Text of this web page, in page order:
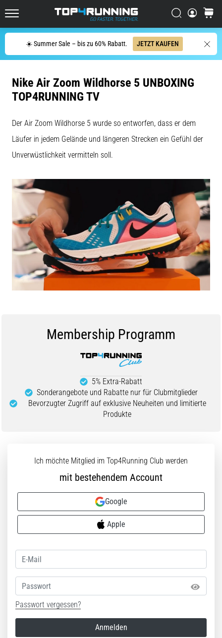
☀️ Summer Sale – bis zu 60% Rabatt. JETZT KAUFEN
Suchen
mindestens
einmal
–
ob
Hobbysportler
Was
sind
5. 8. 2026
Lesedauer 6 min
Plantarfasziitis:
Symptome,
Ursachen
und
Behandlung
Leidest
du
der
häufigsten
Lesedauer 8 min
Kohlenhydrat-
Superkompensation:
Wie
sie
die
Laufleistung?
heißt,
dass
Nike Air Zoom Wildhorse 5 UNBOXING
TOP4RUNNING TV
Der Air Zoom Wildhorse 5 wurde so entworfen, dass er dem
Läufer in jedem Gelände und längeren Strecken ein Gefühl der
Unverwüstlichkeit vermitteln soll.
Membership Programm
5% Extra-Rabatt
Sonderangebote und Rabatte nur für Clubmitglieder
Bevorzugter Zugriff auf exklusive Neuheiten und limitierte
Produkte
Ich möchte Mitglied im Top4Running Club werden
mit bestehendem Account
Google
Apple
Passwort
Passwort vergessen?
Anmelden